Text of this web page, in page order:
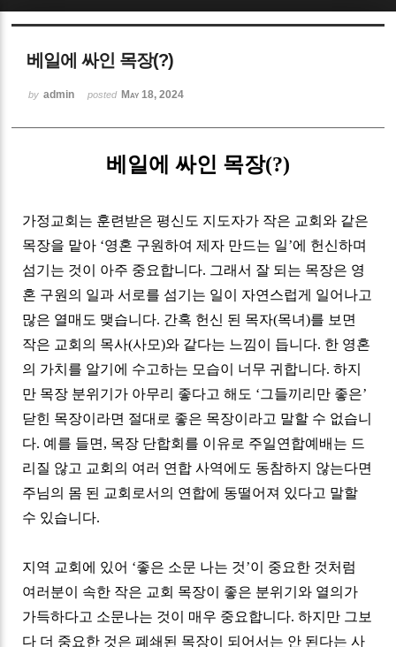
베일에 싸인 목장(?)
by admin posted May 18, 2024
베일에 싸인 목장(?)
가정교회는 훈련받은 평신도 지도자가 작은 교회와 같은
목장을 맡아 ‘영혼 구원하여 제자 만드는 일’에 헌신하며
섬기는 것이 아주 중요합니다. 그래서 잘 되는 목장은 영
혼 구원의 일과 서로를 섬기는 일이 자연스럽게 일어나고
많은 열매도 맺습니다. 간혹 헌신 된 목자(목녀)를 보면
작은 교회의 목사(사모)와 같다는 느낌이 듭니다. 한 영혼
의 가치를 알기에 수고하는 모습이 너무 귀합니다.하지
만 목장 분위기가 아무리 좋다고 해도 ‘그들끼리만 좋은’
닫힌 목장이라면 절대로 좋은 목장이라고 말할 수 없습니
다. 예를 들면 , 목장 단합회를 이유로 주일연합예배는 드
리질 않고 교회의 여러 연합 사역에도 동참하지 않는다면
주님의 몸 된 교회로서의 연합에 동떨어져 있다고 말할
수 있습니다.
지역 교회에 있어 ‘좋은 소문 나는 것’이 중요한 것처럼
여러분이 속한 작은 교회 목장이 좋은 분위기와 열의가
가득하다고 소문나는 것이 매우 중요합니다.하지만 그보
다 더 중요한 것은 폐쇄된 목장이 되어서는 안 된다는 사
Sketchbook5, 스케치북5
Sketchbook5, 스케치북5